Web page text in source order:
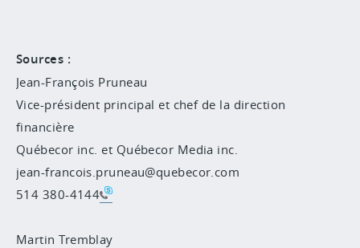
Sources :
Jean-François Pruneau
Vice-président principal et chef de la direction
financière
Québecor inc. et Québecor Media inc.
jean-francois.pruneau@quebecor.com
514 380-4144
Martin Tremblay